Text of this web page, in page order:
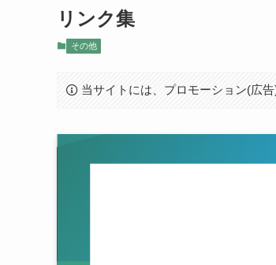
リンク集
その他
当サイトには、プロモーション(広